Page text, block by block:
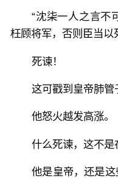
“沈柒一人之言不
枉顾将军，否则臣当以
死谏！
这可戳到皇帝肺管
他怒火越发高涨。
什么死谏，这不是
他是皇帝，还是